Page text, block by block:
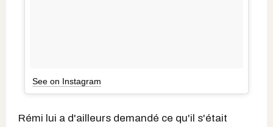
See on Instagram
Rémi lui a d'ailleurs demandé ce qu'il s'était